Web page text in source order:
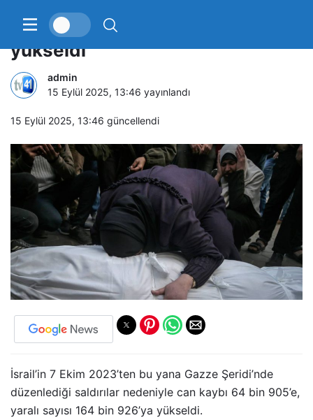
Gazze’de can kaybı 64 bin 905’e
yükseldi
admin
15 Eylül 2025, 13:46 yayınlandı
15 Eylül 2025, 13:46 güncellendi
İsrail’in 7 Ekim 2023’ten bu yana Gazze Şeridi’nde
düzenlediği saldırılar nedeniyle can kaybı 64 bin 905’e,
yaralı sayısı 164 bin 926’ya yükseldi.